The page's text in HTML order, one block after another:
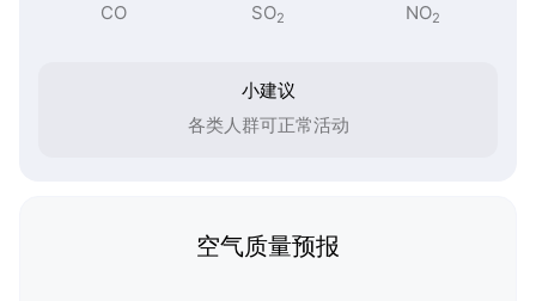
CO SO2 NO2
小建议
各类人群可正常活动
空气质量预报